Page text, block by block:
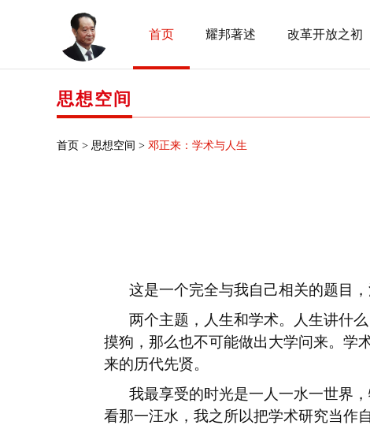
首页 耀邦著述 改革开放之初
思想空间
首页 > 思想空间 > 邓正来：学术与人生
这是一个完全与我自己相关的题目
两个主题，人生和学术。人生讲什
摸狗，那么也不可能做出大学问来。学
来的历代先贤。
我最享受的时光是一人一水一世界
看那一汪水，我之所以把学术研究当作